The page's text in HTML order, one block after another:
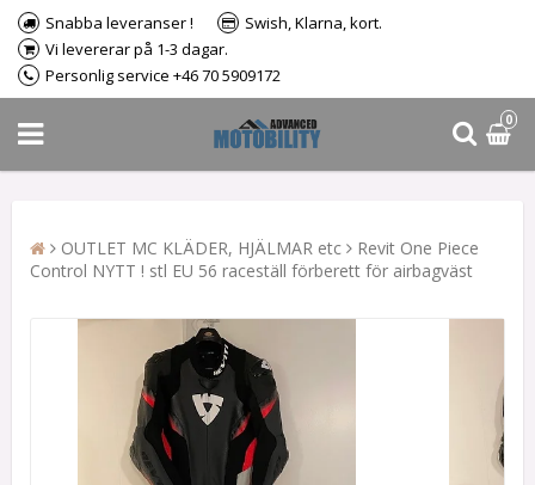
Snabba leveranser !
Swish, Klarna, kort.
Vi levererar på 1-3 dagar.
Personlig service +46 70 5909172
0
OUTLET MC KLÄDER, HJÄLMAR etc
Revit One Piece
Control NYTT ! stl EU 56 raceställ förberett för airbagväst